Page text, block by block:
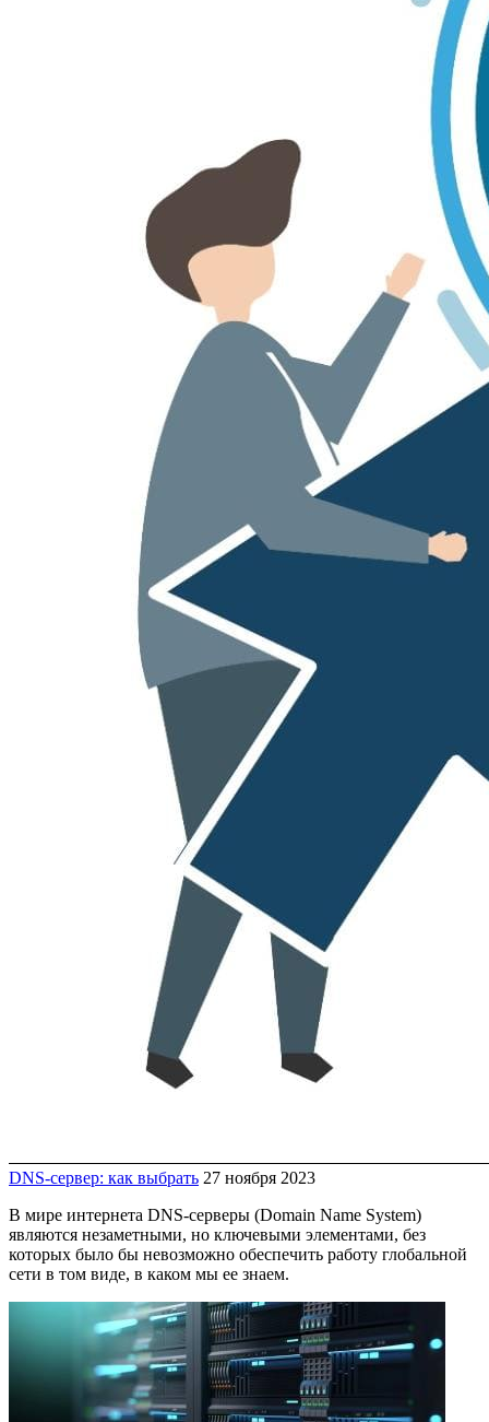
DNS-сервер: как выбрать 27 ноября 2023
В мире интернета DNS-серверы (Domain Name System)
являются незаметными, но ключевыми элементами, без
которых было бы невозможно обеспечить работу глобальной
сети в том виде, в каком мы ее знаем.